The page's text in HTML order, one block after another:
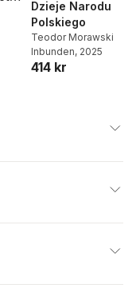
Dzieje Narodu
Polskiego
Teodor Morawski
Inbunden, 2025
414 kr